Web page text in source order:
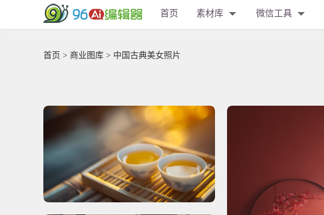
首页 素材库 微信工具
首页 > 商业图库 > 中国古典美女照片